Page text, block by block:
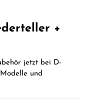
+
jetzt bei D-
und